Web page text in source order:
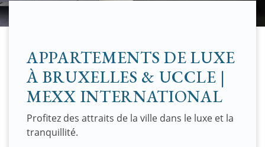
APPARTEMENTS DE LUXE
À BRUXELLES & UCCLE |
MEXX INTERNATIONAL
Profitez des attraits de la ville dans le luxe et la
tranquillité.